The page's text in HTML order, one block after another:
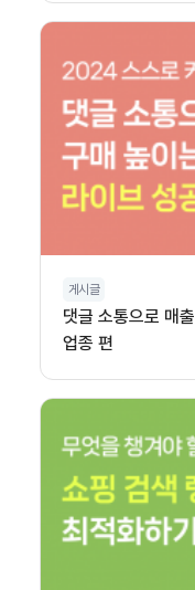
게시글
댓글 소통으로 매
업종 편